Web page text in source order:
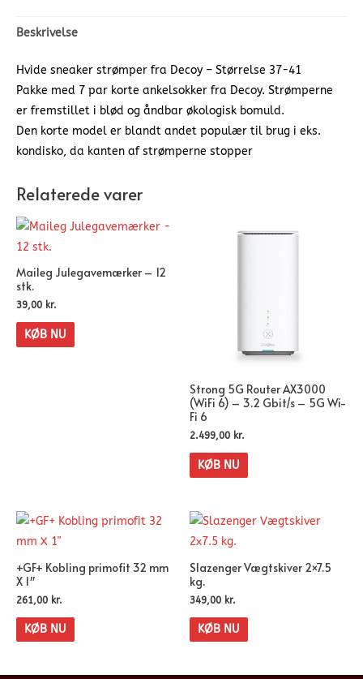
Beskrivelse
Hvide sneaker strømper fra Decoy – Størrelse 37-41
Pakke med 7 par korte ankelsokker fra Decoy. Strømperne
er fremstillet i blød og åndbar økologisk bomuld.
Den korte model er blandt andet populær til brug i eks.
kondisko, da kanten af strømperne stopper
Relaterede varer
Maileg Julegavemærker – 12
stk.
39,00 kr.
KØB NU
Strong 5G Router AX3000
(WiFi 6) – 3.2 Gbit/s – 5G Wi-
Fi 6
2.499,00 kr.
KØB NU
+GF+ Kobling primofit 32 mm
X 1″
261,00 kr.
KØB NU
Slazenger Vægtskiver 2×7.5
kg.
349,00 kr.
KØB NU